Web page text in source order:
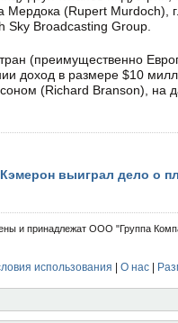
(Rupert Murdoch),
Sky Broadcasting Group.
(преимущественно
доход в размере $10
(Richard Branson), на
выиграл дело о
и принадлежат ООО "Группа
использования О нас